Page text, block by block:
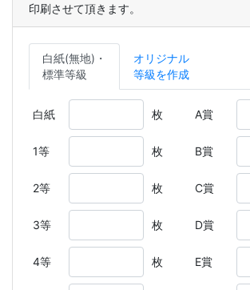
印刷させて頂きます。
白紙(無地)・
標準等級
オリジナル
等級を作成
白紙 枚
1等 枚
2等 枚
3等 枚
4等 枚
A賞
B賞
C賞
D賞
E賞